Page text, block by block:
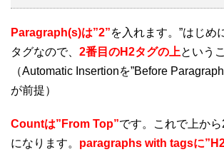
Paragraph(s)は”2”を入れます。”はじめ
タグなので、 2番目のH2タグの上という
（Automatic Insertionを”Before
が前提）
Countは”From Top”です。これで上か
になります。 paragraphs with tagsに